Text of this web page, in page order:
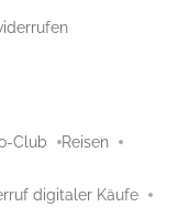
Club Reisen
digitaler Käufe